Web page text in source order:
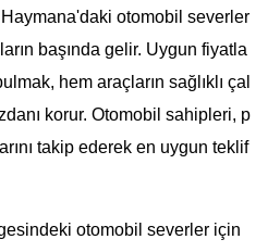
otomobil severler
başında gelir. Uygun fiyatla
hem araçların sağlıklı çal
korur. Otomobil sahipleri, p
takip ederek en uygun teklif
otomobil severler için